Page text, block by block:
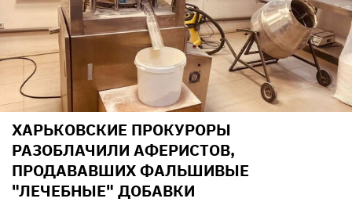
ХАРЬКОВСКИЕ ПРОКУРОРЫ
РАЗОБЛАЧИЛИ АФЕРИСТОВ,
ПРОДАВАВШИХ ФАЛЬШИВЫЕ
"ЛЕЧЕБНЫЕ" ДОБАВКИ